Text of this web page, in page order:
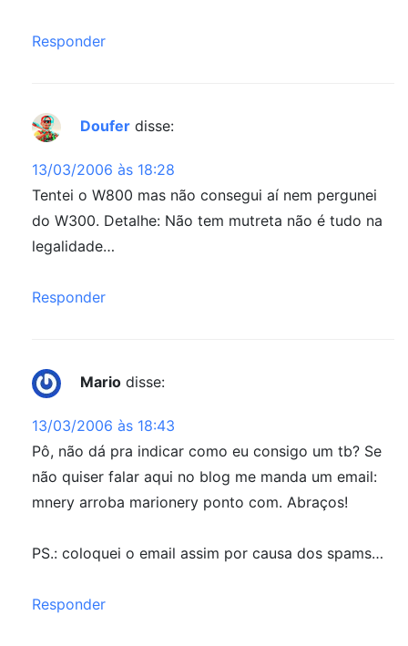
Responder
Doufer disse:
13/03/2006 às 18:28
Tentei o W800 mas não consegui aí nem pergunei
do W300. Detalhe: Não tem mutreta não é tudo na
legalidade…
Responder
Mario disse:
13/03/2006 às 18:43
Pô, não dá pra indicar como eu consigo um tb? Se
não quiser falar aqui no blog me manda um email:
mnery arroba marionery ponto com. Abraços!
PS.: coloquei o email assim por causa dos spams…
Responder